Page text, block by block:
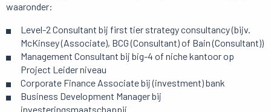
waaronder:
Level-2 Consultant bij first tier strategy consultancy (bijv.
McKinsey (Associate), BCG (Consultant) of Bain (Consultant))
Management Consultant bij big-4 of niche kantoor op
Project Leider niveau
Corporate Finance Associate bij (investment) bank
Business Development Manager bij
investeringsmaatschappij